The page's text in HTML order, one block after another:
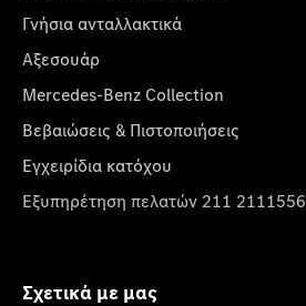
Γνήσια ανταλλακτικά
Αξεσουάρ
Mercedes-Benz Collection
Βεβαιώσεις & Πιστοποιήσεις
Εγχειρίδια κατόχου
Εξυπηρέτηση πελατών 211 2111556
Σχετικά με μας